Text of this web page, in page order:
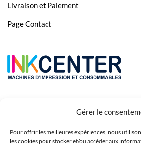
Gérer le
Pour offrir les meilleures expériences, nous
les cookies pour stocker et/ou accéder aux
Livraison et Paiement
Page Contact